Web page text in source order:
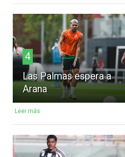
4
Las Palmas espera a
Arana
Leer más